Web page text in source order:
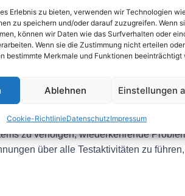
Erlebnis zu bieten, verwenden wir Technologien
zu speichern und/oder darauf zuzugreifen. Wenn
können wir Daten wie das Surfverhalten oder
Wenn sie die Zustimmung nicht erteilen oder
bestimmte Merkmale und Funktionen beeinträchtigt
Ablehnen Einstellungen
Cookie-RichtlinieDatenschutzImpressum
elektrischer Systeme von
und Erfahrung, um ortsfeste
Personal zum Testen elektrischer
elektrischer Anlagenist die
zu verfolgen, wiederkehrende
über alle Testaktivitäten zu